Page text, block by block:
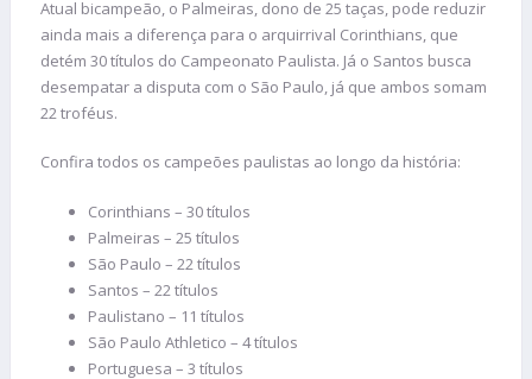
Atual bicampeão, o Palmeiras, dono de 25 taças, pode reduzir
ainda mais a diferença para o arquirrival Corinthians, que
detém 30 títulos do Campeonato Paulista. Já o Santos busca
desempatar a disputa com o São Paulo, já que ambos somam
22 troféus.
Confira todos os campeões paulistas ao longo da história:
Corinthians – 30 títulos
Palmeiras – 25 títulos
São Paulo – 22 títulos
Santos – 22 títulos
Paulistano – 11 títulos
São Paulo Athletico – 4 títulos
Portuguesa – 3 títulos